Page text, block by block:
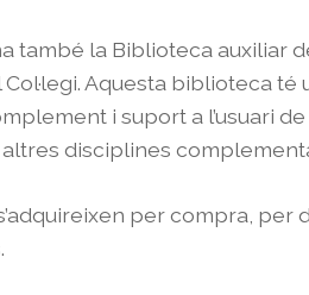
també la Biblioteca auxiliar
Aquesta biblioteca té
i suport a l’usuari
disciplines
per compra, per